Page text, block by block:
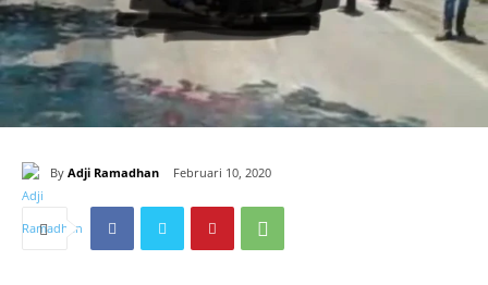
By Adji Ramadhan Februari 10, 2020